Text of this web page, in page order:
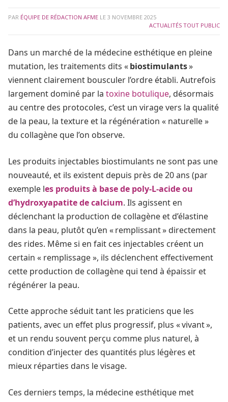
PAR ÉQUIPE DE RÉDACTION AFME LE 3 NOVEMBRE 2025
ACTUALITÉS TOUT PUBLIC
Dans un marché de la médecine esthétique en pleine
mutation, les traitements dits «biostimulants»
viennent clairement bousculer l’ordre établi. Autrefois
largement dominé par la toxine botulique, désormais
au centre des protocoles, c’est un virage vers la qualité
de la peau, la texture et la régénération « naturelle »
du collagène que l’on observe.
Les produits injectables biostimulants ne sont pas une
nouveauté, et ils existent depuis près de 20 ans (par
exemple les produits à base de poly‑L‑acide ou
d’hydroxyapatite de calcium. Ils agissent en
déclenchant la production de collagène et d’élastine
dans la peau, plutôt qu’en « remplissant » directement
des rides. Même si en fait ces injectables créent un
certain « remplissage », ils déclenchent effectivement
cette production de collagène qui tend à épaissir et
régénérer la peau.
Cette approche séduit tant les praticiens que les
patients, avec un effet plus progressif, plus « vivant »,
et un rendu souvent perçu comme plus naturel, à
condition d’injecter des quantités plus légères et
mieux réparties dans le visage.
Ces derniers temps, la médecine esthétique met